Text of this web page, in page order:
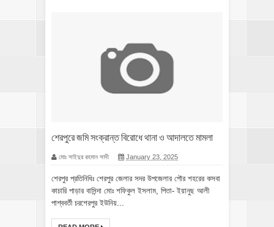
শেরপুরে জমি সংক্রান্ত বিরোধে থানা ও আদালতে মামলা
মোঃ সাইদুর রহমান সাদী January 23, 2025
শেরপুর প্রতিনিধিঃ শেরপুর জেলার সদর উপজেলার পৌর শহরের কসবা
কাচারি পাড়ার বাসিন্দা মোঃ শফিকুল ইসলাম, পিতা- ইয়ানুছ আলী
পাশ্ববর্তী চরশেরপুর ইউনিয়...